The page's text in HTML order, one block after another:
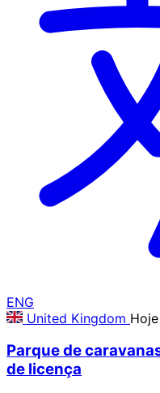
ENG
United Kingdom Hoje
Parque de
de licença